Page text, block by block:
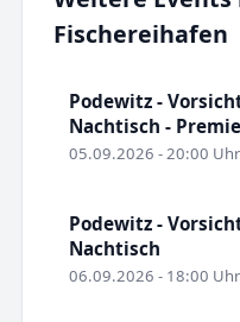
Fischereihafen
Podewitz -
Nachtisch -
05.09.2026 - 20:00 Uhr
Podewitz -
Nachtisch
06.09.2026 - 18:00 Uhr